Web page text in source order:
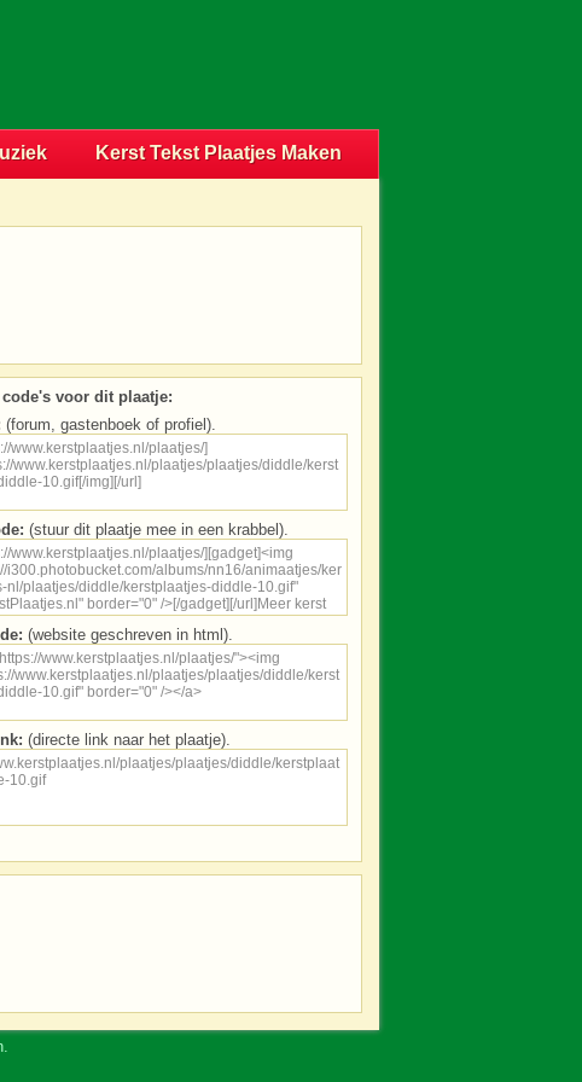
Kerst Tekst Plaatjes Maken
voor dit plaatje:
(forum, gastenboek of profiel).
(stuur dit plaatje mee in een krabbel).
(website geschreven in html).
(directe link naar het plaatje).